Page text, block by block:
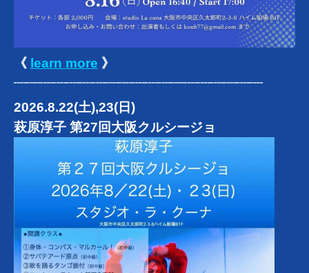
《 learn more 》
┈┈┈┈┈┈┈┈┈┈┈┈┈┈┈┈┈┈┈
2026.8.22(土),23(日)
萩原淳子 第27回大阪クルシージョ